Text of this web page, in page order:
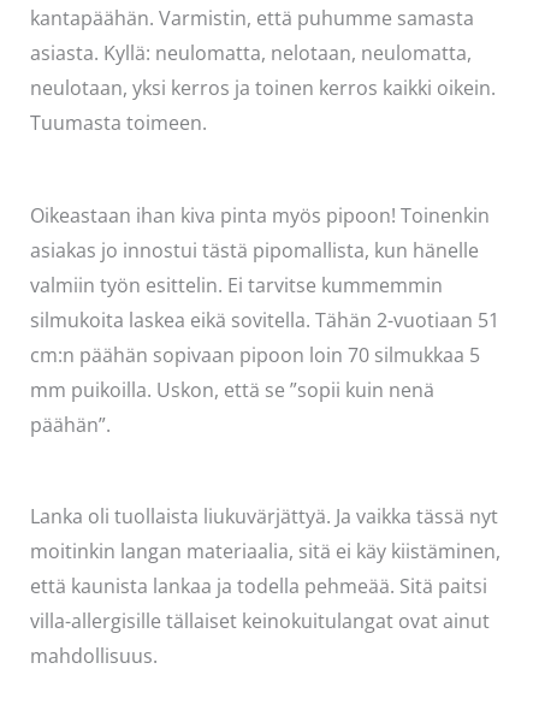
kantapäähän. Varmistin, että puhumme samasta
asiasta. Kyllä: neulomatta, nelotaan, neulomatta,
neulotaan, yksi kerros ja toinen kerros kaikki oikein.
Tuumasta toimeen.
Oikeastaan ihan kiva pinta myös pipoon! Toinenkin
asiakas jo innostui tästä pipomallista, kun hänelle
valmiin työn esittelin. Ei tarvitse kummemmin
silmukoita laskea eikä sovitella. Tähän 2-vuotiaan 51
cm:n päähän sopivaan pipoon loin 70 silmukkaa 5
mm puikoilla. Uskon, että se ”sopii kuin nenä
päähän”.
Lanka oli tuollaista liukuvärjättyä. Ja vaikka tässä nyt
moitinkin langan materiaalia, sitä ei käy kiistäminen,
että kaunista lankaa ja todella pehmeää. Sitä paitsi
villa-allergisille tällaiset keinokuitulangat ovat ainut
mahdollisuus.